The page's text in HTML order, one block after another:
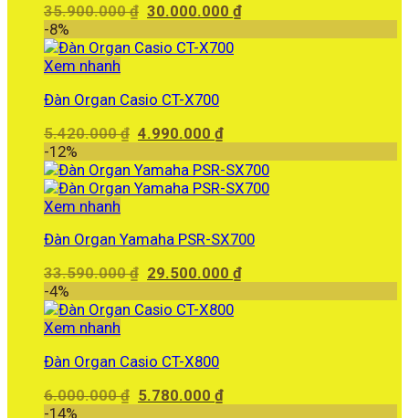
35.900.000₫ Giá
là:
30.000.000₫Giá
-8%
Xem nhanh
Đàn Organ Casio CT-X700
5.420.000₫ Giá
là:
5.420.000 ₫.
4.990.000₫Giá
tại
là:
-12%
Xem nhanh
Đàn Organ Yamaha PSR-SX700
33.590.000₫ Giá
là:
29.500.000₫Giá
-4%
Xem nhanh
Đàn Organ Casio CT-X800
6.000.000₫ Giá
5.780.000₫Giá
-14%